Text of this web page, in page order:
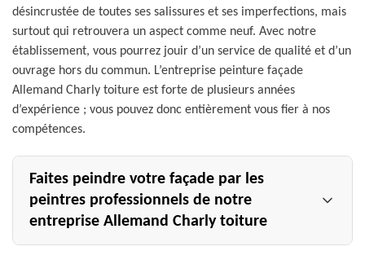
désincrustée de toutes ses salissures et ses imperfections, mais
surtout qui retrouvera un aspect comme neuf. Avec notre
établissement, vous pourrez jouir d’un service de qualité et d’un
ouvrage hors du commun. L’entreprise peinture façade
Allemand Charly toiture est forte de plusieurs années
d’expérience ; vous pouvez donc entièrement vous fier à nos
compétences.
Faites peindre votre façade par les
peintres professionnels de notre
entreprise Allemand Charly toiture